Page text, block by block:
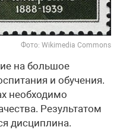
Фото: Wikimedia Commons
на большое
и обучения.
необходимо
Результатом
дисциплина.